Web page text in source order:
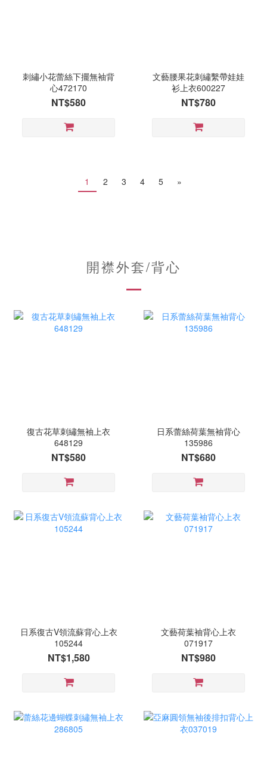
刺繡小花蕾絲下擺無袖背
心472170
NT$580
文藝腰果花刺繡繫帶娃娃
衫上衣600227
NT$780
1 2 3 4 5 »
開襟外套/背心
復古花草刺繡無袖上衣
648129
NT$580
日系蕾絲荷葉無袖背心
135986
NT$680
日系復古V領流蘇背心上衣
105244
NT$1,580
文藝荷葉袖背心上衣
071917
NT$980